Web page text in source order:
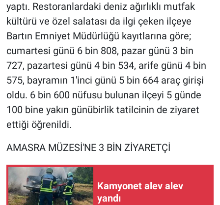
yaptı. Restoranlardaki deniz ağırlıklı mutfak
kültürü ve özel salatası da ilgi çeken ilçeye
Bartın Emniyet Müdürlüğü kayıtlarına göre;
cumartesi günü 6 bin 808, pazar günü 3 bin
727, pazartesi günü 4 bin 534, arife günü 4 bin
575, bayramın 1'inci günü 5 bin 664 araç girişi
oldu. 6 bin 600 nüfusu bulunan ilçeyi 5 günde
100 bine yakın günübirlik tatilcinin de ziyaret
ettiği öğrenildi.
AMASRA MÜZESİ'NE 3 BİN ZİYARETÇİ
Kamyonet alev alev
yandı